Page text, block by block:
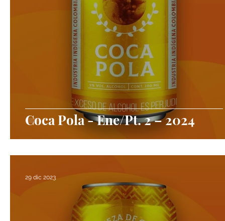
Coca Pola - Ene/Pt. 2 – 2024
29 dic 2023